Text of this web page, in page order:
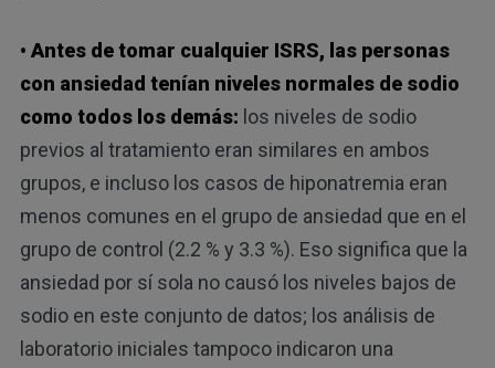
• Antes de tomar cualquier ISRS, las personas
con ansiedad tenían niveles normales de sodio
como todos los demás: los niveles de sodio
previos al tratamiento eran similares en ambos
grupos, e incluso los casos de hiponatremia eran
menos comunes en el grupo de ansiedad que en el
grupo de control (2.2 % y 3.3 %). Eso significa que la
ansiedad por sí sola no causó los niveles bajos de
sodio en este conjunto de datos; los análisis de
laboratorio iniciales tampoco indicaron una